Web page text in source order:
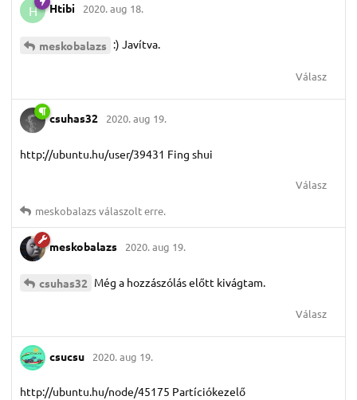
H Htibi 2020. aug 18.
meskobalazs :) Javítva.
Válasz
csuhas32 2020. aug 19.
http://ubuntu.hu/user/39431 Fing shui
Válasz
meskobalazsválaszolt erre.
meskobalazs 2020. aug 19.
csuhas32 Még a hozzászólás előtt kivágtam.
Válasz
csucsu 2020. aug 19.
http://ubuntu.hu/node/45175 Partíciókezelő